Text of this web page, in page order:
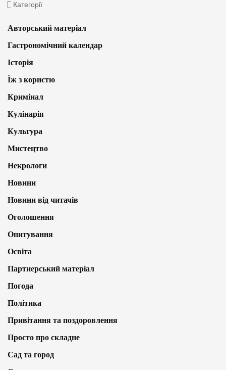
Категорії
Авторський матеріал
Гастрономічний календар
Історія
Їж з користю
Кримінал
Кулінарія
Культура
Мистецтво
Некрологи
Новини
Новини від читачів
Оголошення
Опитування
Освіта
Партнерський матеріал
Погода
Політика
Привітання та поздоровлення
Просто про складне
Сад та город